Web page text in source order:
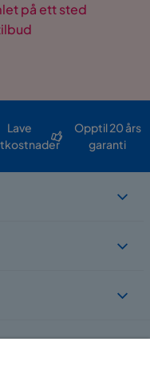
på ett sted
Lave
Opptil 20 års
garanti